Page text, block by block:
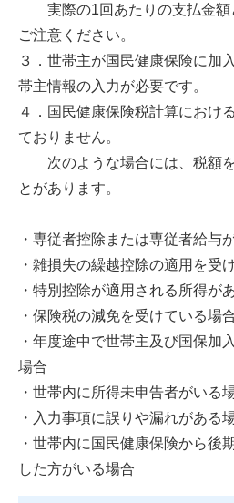
実際の1回あたりの支払金額
ご注意ください。
３．世帯主が国民健康保険に加
帯主情報の入力が必要です。
４．国民健康保険税計算におけ
ておりません。
次のような場合には、税額を
とがあります。
・専従者控除または専従者給与
・雑損失の繰越控除の適用を受
・特別控除が適用される所得が
・保険税の減免を受けている場
・年度途中で世帯主及び国保加
場合
・世帯内に所得未申告者がいる
・入力事項に誤りや漏れがある
・世帯内に国民健康保険から後
した方がいる場合